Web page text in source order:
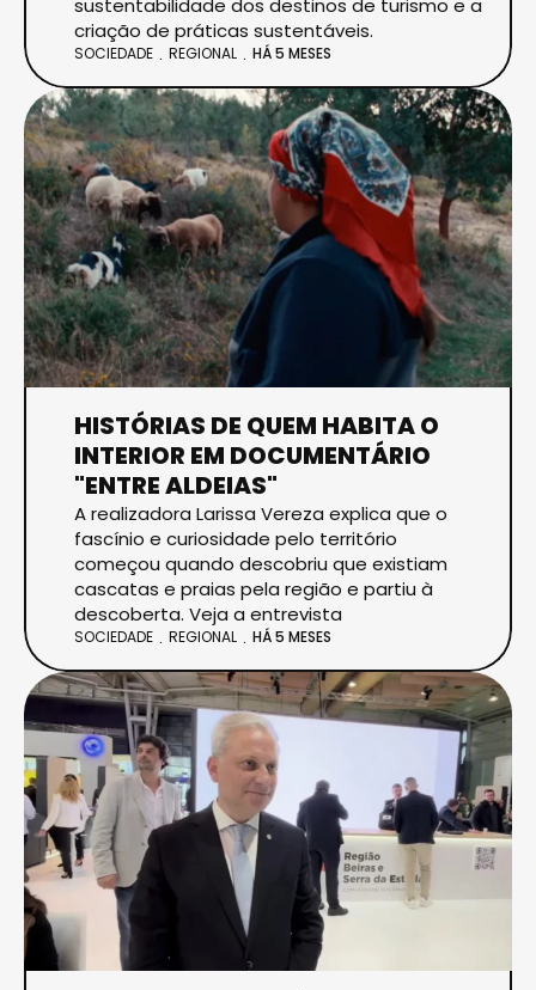
criação de práticas sustentáveis.
SOCIEDADE REGIONAL HÁ 5 MESES
HISTÓRIAS DE QUEM HABITA O
INTERIOR EM DOCUMENTÁRIO
"ENTRE ALDEIAS"
A realizadora Larissa Vereza explica que o
fascínio e curiosidade pelo território
começou quando descobriu que existiam
cascatas e praias pela região e partiu à
descoberta. Veja a entrevista
SOCIEDADE REGIONAL HÁ 5 MESES